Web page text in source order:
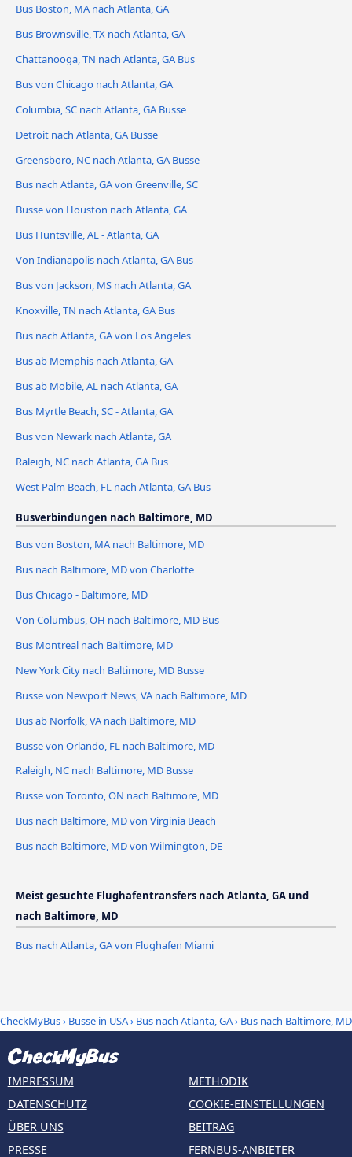
Bus Boston, MA nach Atlanta, GA
Bus Brownsville, TX nach Atlanta, GA
Chattanooga, TN nach Atlanta, GA Bus
Bus von Chicago nach Atlanta, GA
Columbia, SC nach Atlanta, GA Busse
Detroit nach Atlanta, GA Busse
Greensboro, NC nach Atlanta, GA Busse
Bus nach Atlanta, GA von Greenville, SC
Busse von Houston nach Atlanta, GA
Bus Huntsville, AL - Atlanta, GA
Von Indianapolis nach Atlanta, GA Bus
Bus von Jackson, MS nach Atlanta, GA
Knoxville, TN nach Atlanta, GA Bus
Bus nach Atlanta, GA von Los Angeles
Bus ab Memphis nach Atlanta, GA
Bus ab Mobile, AL nach Atlanta, GA
Bus Myrtle Beach, SC - Atlanta, GA
Bus von Newark nach Atlanta, GA
Raleigh, NC nach Atlanta, GA Bus
West Palm Beach, FL nach Atlanta, GA Bus
Busverbindungen nach Baltimore, MD
Bus von Boston, MA nach Baltimore, MD
Bus nach Baltimore, MD von Charlotte
Bus Chicago - Baltimore, MD
Von Columbus, OH nach Baltimore, MD Bus
Bus Montreal nach Baltimore, MD
New York City nach Baltimore, MD Busse
Busse von Newport News, VA nach Baltimore, MD
Bus ab Norfolk, VA nach Baltimore, MD
Busse von Orlando, FL nach Baltimore, MD
Raleigh, NC nach Baltimore, MD Busse
Busse von Toronto, ON nach Baltimore, MD
Bus nach Baltimore, MD von Virginia Beach
Bus nach Baltimore, MD von Wilmington, DE
Meist gesuchte Flughafentransfers nach Atlanta, GA und
nach Baltimore, MD
Bus nach Atlanta, GA von Flughafen Miami
CheckMyBus› Busse in USA› Bus nach Atlanta, GA› Bus nach Baltimore, MD
IMPRESSUM
DATENSCHUTZ
ÜBER UNS
PRESSE
METHODIK
COOKIE-EINSTELLUNGEN
BEITRAG
FERNBUS-ANBIETER